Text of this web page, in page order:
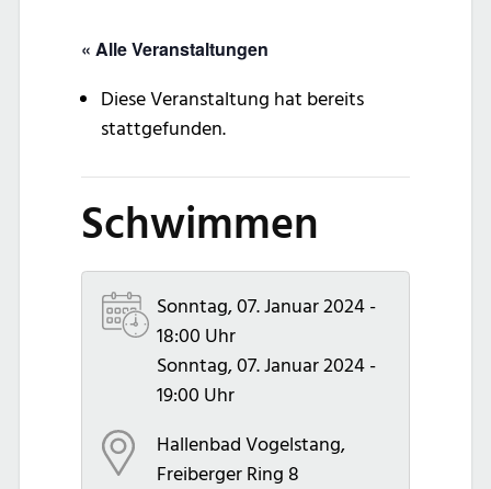
« Alle Veranstaltungen
Diese Veranstaltung hat bereits
stattgefunden.
Schwimmen
Sonntag, 07. Januar 2024 -
18:00 Uhr
Sonntag, 07. Januar 2024 -
19:00 Uhr
Hallenbad Vogelstang,
Freiberger Ring 8